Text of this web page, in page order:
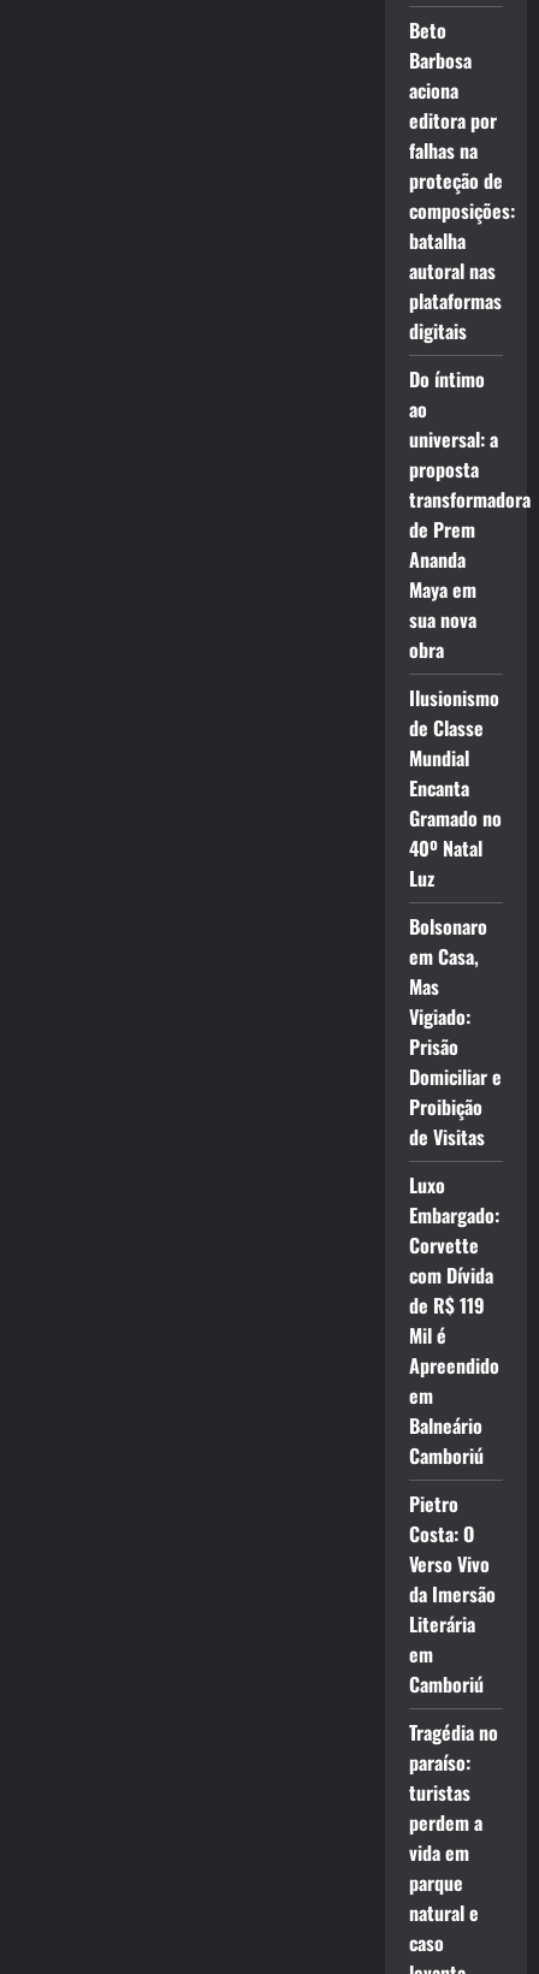
Beto
Barbosa
aciona
editora por
falhas na
proteção de
composições:
batalha
autoral nas
plataformas
digitais
Do íntimo
ao
universal: a
proposta
transformadora
de Prem
Ananda
Maya em
sua nova
obra
Ilusionismo
de Classe
Mundial
Encanta
Gramado no
40º Natal
Luz
Bolsonaro
em Casa,
Mas
Vigiado:
Prisão
Domiciliar e
Proibição
de Visitas
Luxo
Embargado:
Corvette
com Dívida
de R$ 119
Mil é
Apreendido
em
Balneário
Camboriú
Pietro
Costa: O
Verso Vivo
da Imersão
Literária
em
Camboriú
Tragédia no
paraíso:
turistas
perdem a
vida em
parque
natural e
caso